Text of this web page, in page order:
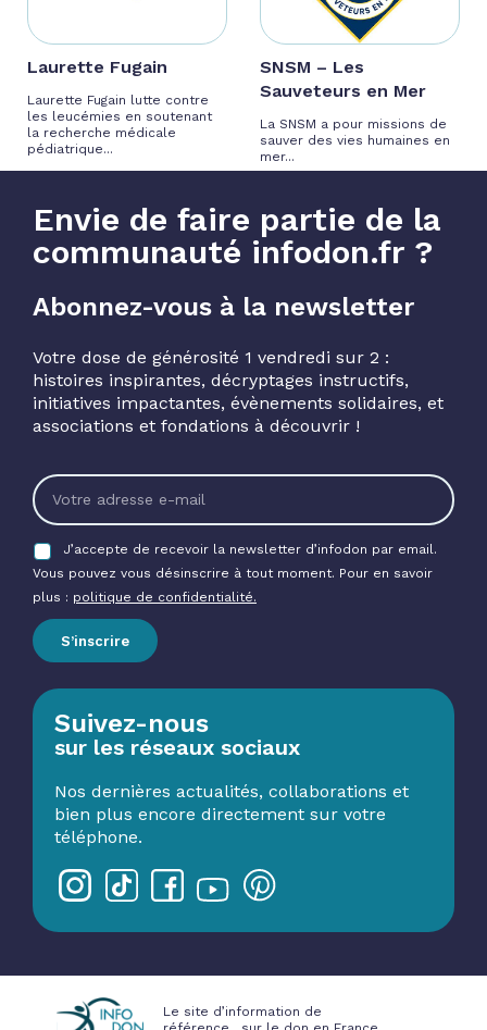
Laurette Fugain
Laurette Fugain lutte contre
les leucémies en soutenant
la recherche médicale
pédiatrique...
SNSM – Les
Sauveteurs en Mer
La SNSM a pour missions de
sauver des vies humaines en
mer...
Envie de faire partie de la
communauté infodon.fr ?
Abonnez-vous à la newsletter
Votre dose de générosité 1 vendredi sur 2 :
histoires inspirantes, décryptages instructifs,
initiatives impactantes, évènements solidaires, et
associations et fondations à découvrir !
J’accepte de recevoir la newsletter d’infodon par email.
Vous pouvez vous désinscrire à tout moment. Pour en savoir
plus : politique de confidentialité.
S’inscrire
Suivez-nous
sur les réseaux sociaux
Nos dernières actualités, collaborations et
bien plus encore directement sur votre
téléphone.
Le site d’information de